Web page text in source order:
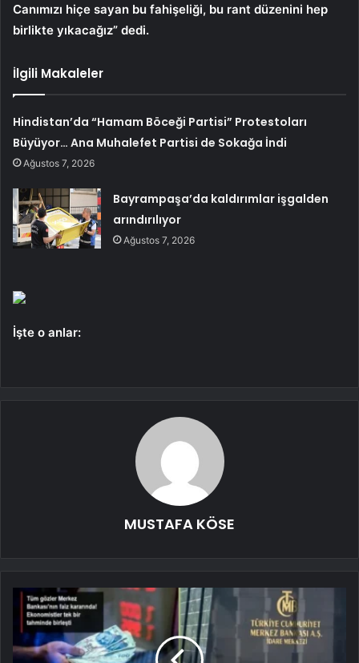
Canımızı hiçe sayan bu fahişeliği, bu rant düzenini hep
birlikte yıkacağız” dedi.
İlgili Makaleler
Hindistan’da “Hamam Böceği Partisi” Protestoları
Büyüyor… Ana Muhalefet Partisi de Sokağa İndi
Ağustos 7, 2026
Bayrampaşa’da kaldırımlar işgalden
arındırılıyor
Ağustos 7, 2026
İşte o anlar:
MUSTAFA KÖSE